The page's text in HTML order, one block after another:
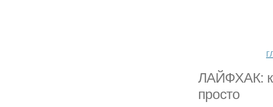
ЛАЙФХАК:
просто